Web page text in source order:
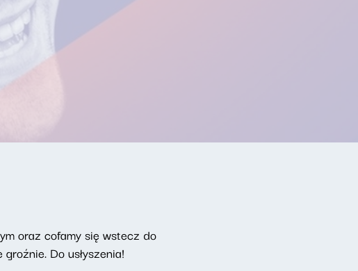
oraz cofamy się wstecz do
Do usłyszenia!